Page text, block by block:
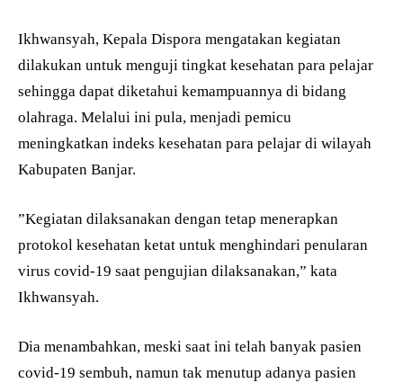
Ikhwansyah, Kepala Dispora mengatakan kegiatan
dilakukan untuk menguji tingkat kesehatan para pelajar
sehingga dapat diketahui kemampuannya di bidang
olahraga. Melalui ini pula, menjadi pemicu
meningkatkan indeks kesehatan para pelajar di wilayah
Kabupaten Banjar.
”Kegiatan dilaksanakan dengan tetap menerapkan
protokol kesehatan ketat untuk menghindari penularan
virus covid-19 saat pengujian dilaksanakan,” kata
Ikhwansyah.
Dia menambahkan, meski saat ini telah banyak pasien
covid-19 sembuh, namun tak menutup adanya pasien